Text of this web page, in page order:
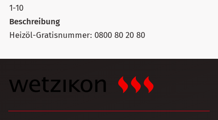
1-10
Beschreibung
Heizöl-Gratisnummer: 0800 80 20 80